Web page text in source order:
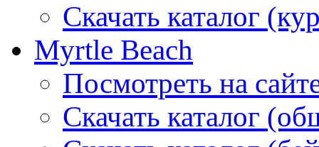
Скачать каталог
Myrtle Beach
Посмотреть на
Скачать каталог